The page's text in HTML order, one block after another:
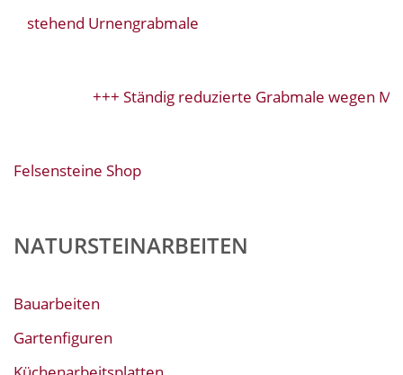
stehend Urnengrabmale
+++ Ständig reduzierte Grabmale wegen
Felsensteine Shop
NATURSTEINARBEITEN
Bauarbeiten
Gartenfiguren